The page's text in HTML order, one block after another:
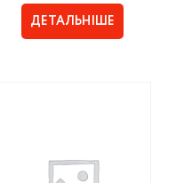
ДЕТАЛЬНІШЕ